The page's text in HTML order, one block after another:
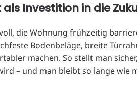
Investition in die
die Wohnung frühzeitig
Bodenbeläge, breite
machen. So stellt man
– und man bleibt so lange wie